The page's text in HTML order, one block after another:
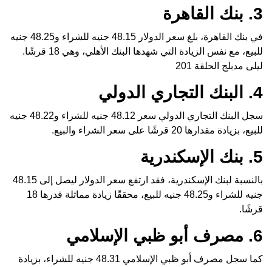
3. بنك القاهرة
في بنك القاهرة، بلغ سعر الدولار 48.15 جنيه للشراء و48.25 جنيه
للبيع، مع نفس الزيادة التي شهدها البنك الأهلي، وهي 18 قرشًا.
ليلى مدبلج الحلقة 201
4. البنك التجاري الدولي
سجل البنك التجاري الدولي سعر 48.12 جنيه للشراء و48.22 جنيه
للبيع، بزيادة مقدارها 20 قرشًا على سعر الشراء والبيع.
5. بنك الإسكندرية
بالنسبة لبنك الإسكندرية، فقد ارتفع سعر الدولار ليصل إلى 48.15
جنيه للشراء و48.25 جنيه للبيع، محققًا زيادة مماثلة قدرها 18
قرشًا.
6. مصرف أبو ظبي الإسلامي
كما سجل مصرف أبو ظبي الإسلامي 48.31 جنيه للشراء، بزيادة